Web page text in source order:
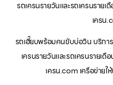
รถเครนรายวันและรถเครนรายเ
เครน
รถเฮี๊ยบพร้อมคนขับบ่อวิน บริกา
เครนรายวันและรถเครนรายเดื
เครน.com เครือข่าย